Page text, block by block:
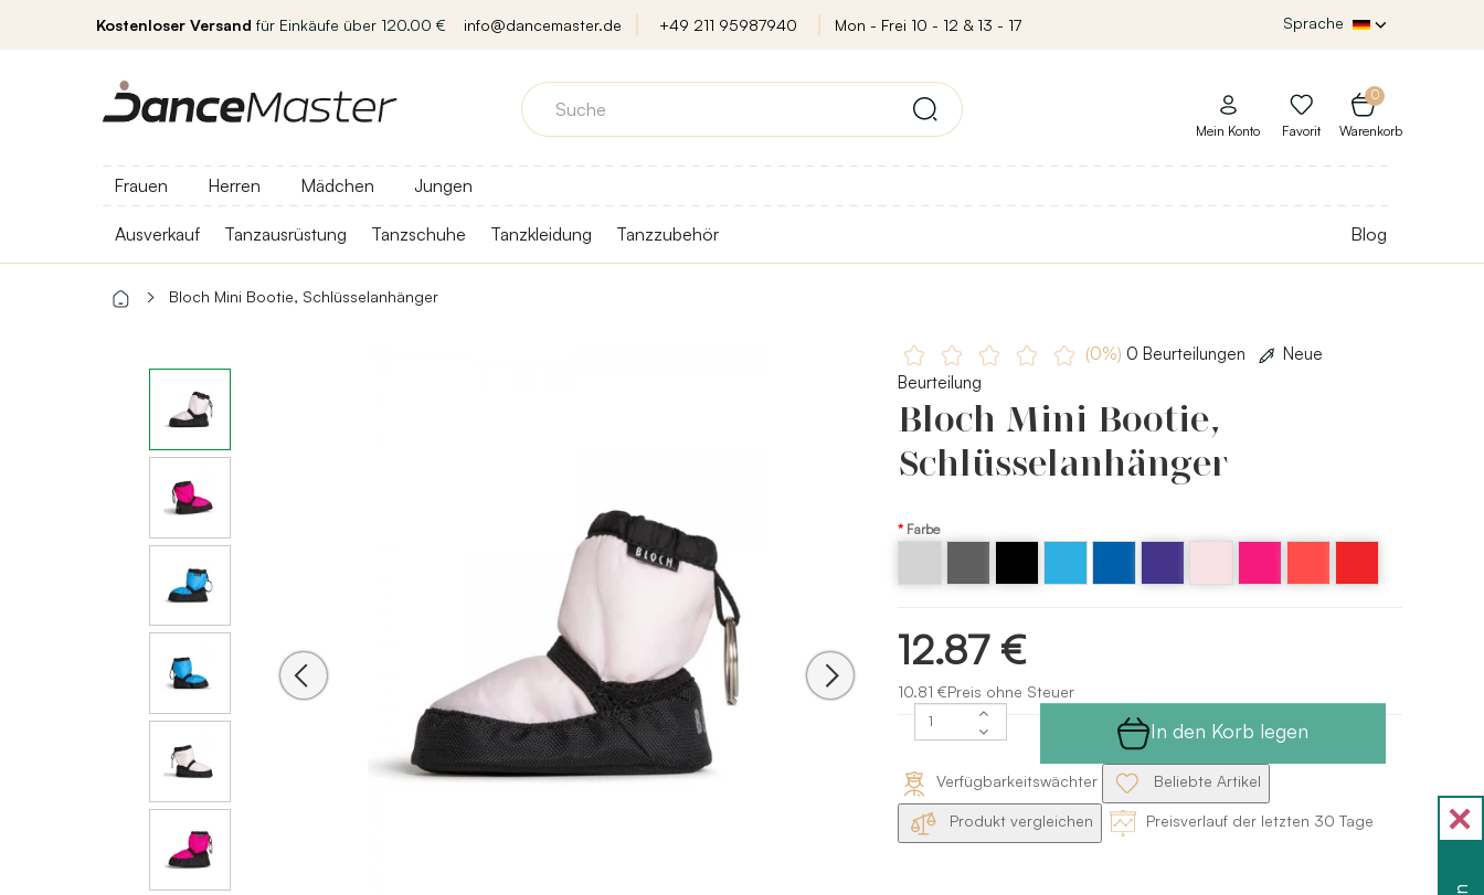
Kostenloser Versand für Einkäufe über 120.00 € info@dancemaster.de +49 211 95987940 Mon - Frei 10 - 12 & 13 - 17 Sprache
0
Warenkorb
Mein Konto Favorit
Frauen Herren Mädchen Jungen
Ausverkauf Tanzausrüstung Tanzschuhe Tanzkleidung Tanzzubehör Blog
Bloch Mini Bootie, Schlüsselanhänger
(0%) 0 Beurteilungen
Neue
Beurteilung
Bloch Mini Bootie,
Schlüsselanhänger
Farbe
Bloch
Bloch
12.87 €
10.81 €Preis ohne Steuer
In den Korb legen
Verfügbarkeitswächter Beliebte Artikel
Produkt vergleichen Preisverlauf der letzten 30 Tage